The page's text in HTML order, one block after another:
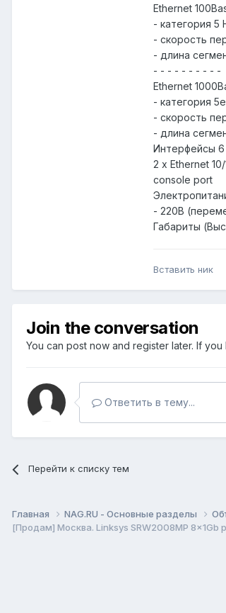
Ethernet
- категория 5
- скорость
- длина
- - - - - - - - - -
Ethernet
- категория
- скорость
- длина
Интерфейсы 6
2 x Ethernet
console port
- 220В
Габариты
Вставить ник
Join the conversation
You can post now and register later. If you
Ответить в тему...
Перейти к списку тем
Главная NAG.RU - Основные разделы
[Продам] Москва. Linksys SRW2008MP 8x1Gb